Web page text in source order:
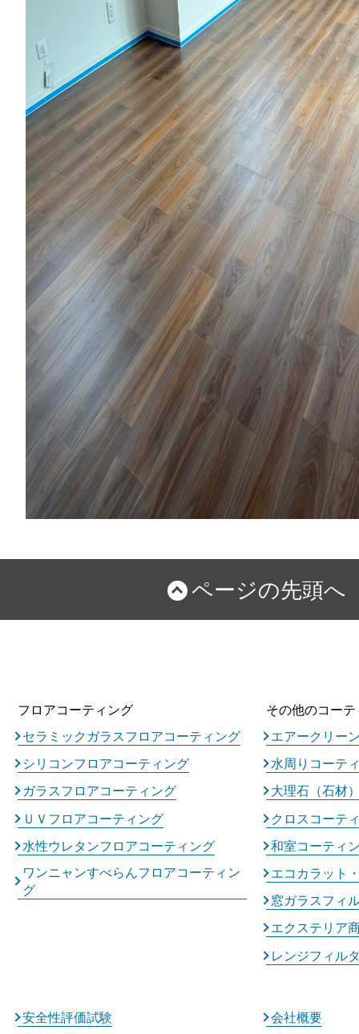
ページの先頭へ
フロアコーティング
セラミックガラスフロアコーティング
シリコンフロアコーティング
ガラスフロアコーティング
ＵＶフロアコーティング
水性ウレタンフロアコーティング
ワンニャンすべらんフロアコーティン
グ
その他のコー
エアークリー
水周りコーテ
大理石（石材
クロスコーテ
和室コーティ
エコカラット
窓ガラスフィ
エクステリア
レンジフィル
安全性評価試験 会社概要